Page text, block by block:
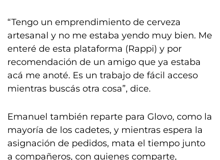
“Tengo un emprendimiento de cerveza
artesanal y no me estaba yendo muy bien. Me
enteré de esta plataforma (Rappi) y por
recomendación de un amigo que ya estaba
acá me anoté. Es un trabajo de fácil acceso
mientras buscás otra cosa”, dice.
Emanuel también reparte para Glovo, como la
mayoría de los cadetes, y mientras espera la
asignación de pedidos, mata el tiempo junto
a compañeros, con quienes comparte,